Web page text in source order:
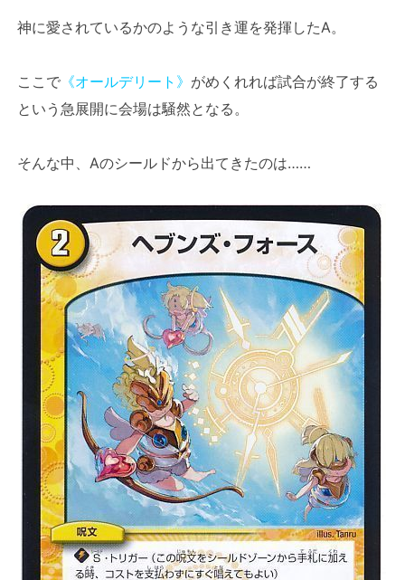
神に愛されているかのような引き運を発揮したA。
ここで 《オールデリート》 がめくれれば試合が終了する
という急展開に会場は騒然となる。
そんな中、Aのシールドから出てきたのは……